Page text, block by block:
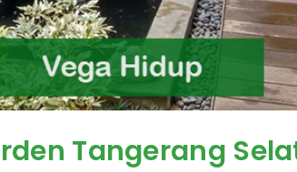
Tangerang